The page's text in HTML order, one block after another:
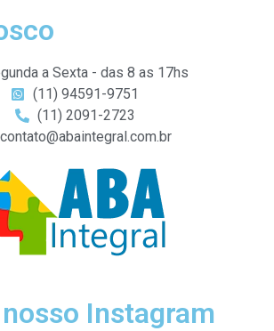
a Sexta - das 8 as 17hs
(11) 94591-9751
(11) 2091-2723
contato@abaintegral.com.br
Instagram